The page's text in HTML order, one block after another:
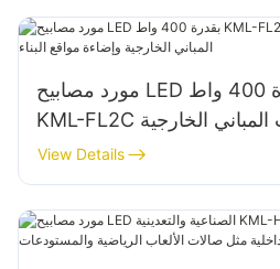
مورد مصابيح LED بقدرة 400 واط
KML-FL2C لواجهات المباني الخارجية
وإضاءة مواقع البناء
View Details